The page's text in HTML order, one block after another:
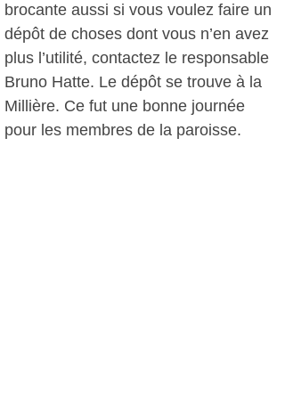
brocante aussi si vous voulez faire un
dépôt de choses dont vous n’en avez
plus l’utilité, contactez le responsable
Bruno Hatte. Le dépôt se trouve à la
Millière. Ce fut une bonne journée
pour les membres de la paroisse.